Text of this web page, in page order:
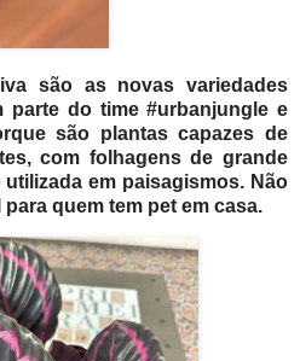
são as novas variedades
parte do time #urbanjungle e
são plantas capazes de
com folhagens de grande
em paisagismos. Não
quem tem pet em casa.